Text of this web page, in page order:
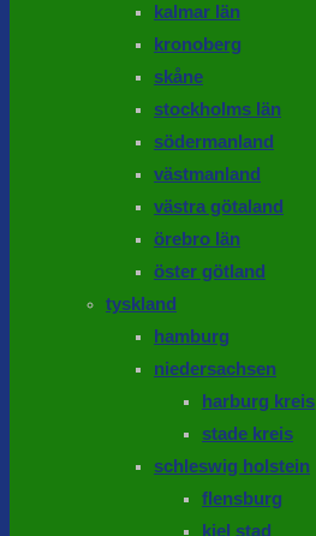
kalmar län
kronoberg
skåne
stockholms län
södermanland
västmanland
västra götaland
örebro län
öster götland
tyskland
hamburg
niedersachsen
harburg kreis
stade kreis
schleswig holstein
flensburg
kiel stad